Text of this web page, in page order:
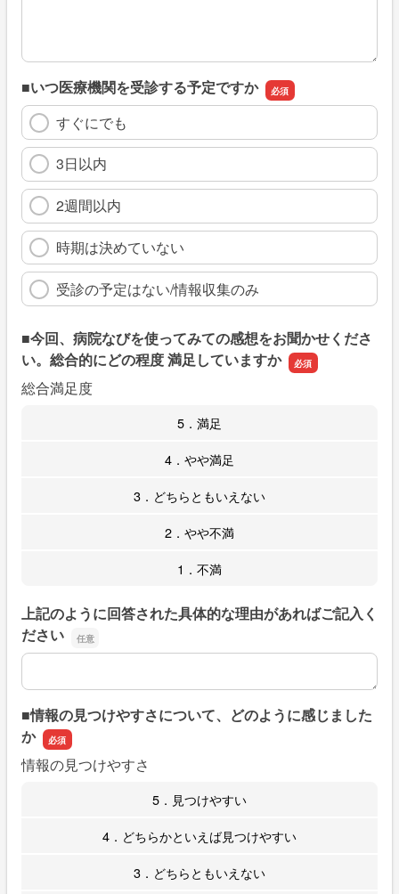
■いつ医療機関を受診する予定ですか
すぐにでも
3日以内
2週間以内
時期は決めていない
受診の予定はない/情報収集のみ
■今回、病院なびを使ってみての感想をお聞かせくださ
い。総合的にどの程度 満足していますか
総合満足度
5．満足
4．やや満足
3．どちらともいえない
2．やや不満
1．不満
上記のように回答された具体的な理由があればご記入く
ださい
上記のように回答された具体的な理由があればご記入くだ
■情報の見つけやすさについて、どのように感じました
か
情報の見つけやすさ
5．見つけやすい
4．どちらかといえば見つけやすい
3．どちらともいえない